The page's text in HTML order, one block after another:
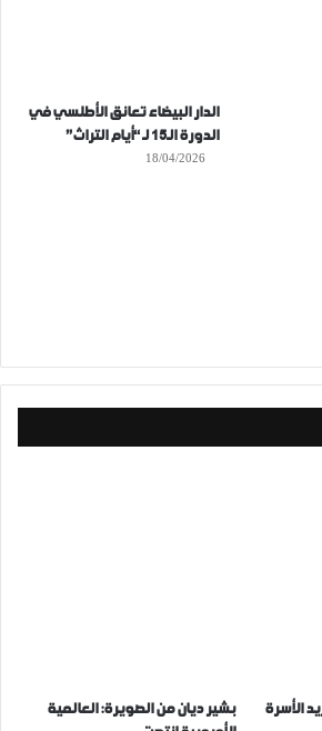
الدار البيضاء تعانق الأطلسي في
الدورة الـ15 لـ “أيام التراث”
18/04/2026
الأسرة
بشير ديان من الصويرة: العالمية